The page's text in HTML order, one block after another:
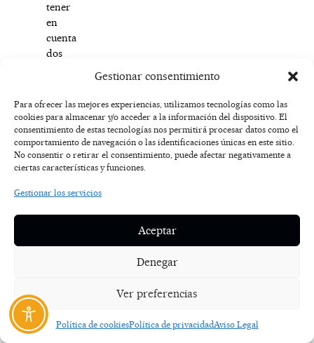
Gestionar consentimiento
Para ofrecer las mejores experiencias, utilizamos tecnologías como las
cookies para almacenar y/o acceder a la información del dispositivo. El
consentimiento de estas tecnologías nos permitirá procesar datos como el
comportamiento de navegación o las identificaciones únicas en este sitio.
No consentir o retirar el consentimiento, puede afectar negativamente a
ciertas características y funciones.
Gestionar los servicios
Aceptar
Denegar
Ver preferencias
Política de cookiesPolítica de privacidadAviso Legal
tener
en
cuenta
dos
fundamentales:
primer
lugar,
debe
ser
por
y
que